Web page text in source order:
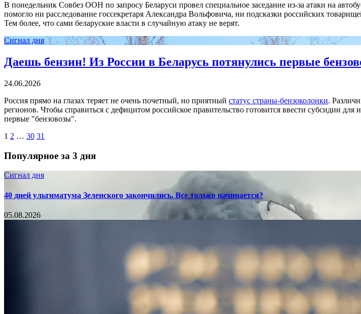
В понедельник Совбез ООН по запросу Беларуси провел специальное заседание из-за атаки на
помогло ни расследование госсекретаря Александра Вольфовича, ни подсказки российских
Тем более, что сами беларуские власти в случайную атаку не верят.
Сигнал дня
Даешь бензин! Из России в Беларусь потянулись первые
24.06.2026
Россия прямо на глазах теряет не очень почетный, но приятный статус страны-бензоколонки.
регионов. Чтобы справиться с дефицитом российское правительство готовится ввести субсидии
первые "бензовозы".
1 2 … 30 31
Популярное за 3 дня
Сигнал дня
40 дней ультиматума Зеленского закончились. Все только начинается?
05.08.2026